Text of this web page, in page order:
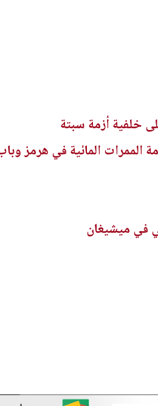
خلفية أزمة سبتة
الممرات المائية في هرمز
في ميشيغان